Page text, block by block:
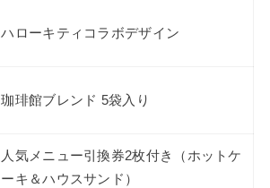
ハローキティコラボデザイン
珈琲館ブレンド 5袋入り
人気メニュー引換券2枚付き（ホットケ
ーキ＆ハウスサンド）